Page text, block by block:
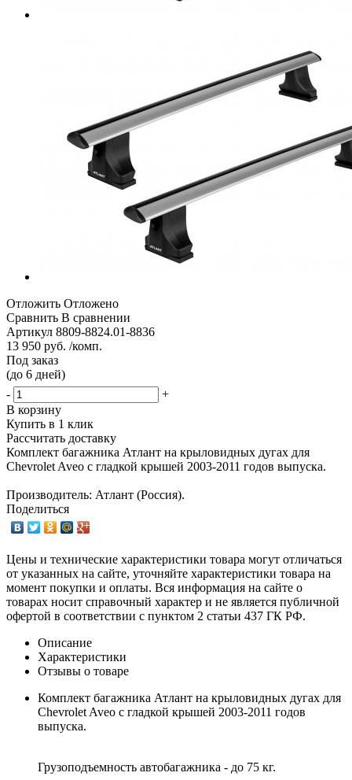
Отложить Отложено
Сравнить В сравнении
Артикул 8809-8824.01-8836
13 950 руб. /комп.
Под заказ
(до 6 дней)
-
+
В корзину
Купить в 1 клик
Рассчитать доставку
Комплект багажника Атлант на крыловидных дугах для
Chevrolet Aveo с гладкой крышей 2003-2011 годов выпуска.
Производитель: Атлант (Россия).
Поделиться
Цены и технические характеристики товара могут отличаться
от указанных на сайте, уточняйте характеристики товара на
момент покупки и оплаты. Вся информация на сайте о
товарах носит справочный характер и не является публичной
офертой в соответствии с пунктом 2 статьи 437 ГК РФ.
Описание
Характеристики
Отзывы о товаре
Комплект багажника Атлант на крыловидных дугах для
Chevrolet Aveo с гладкой крышей 2003-2011 годов
выпуска.
Грузоподъемность автобагажника - до 75 кг.